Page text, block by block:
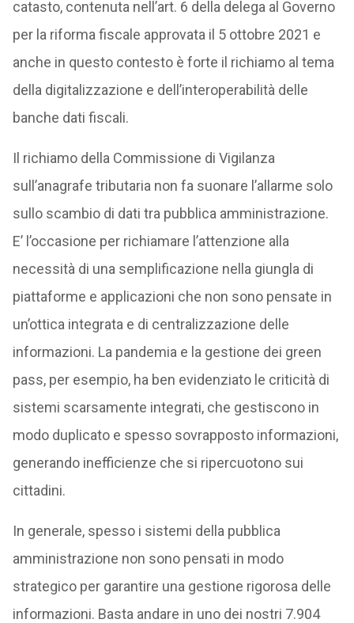
catasto, contenuta nell’art. 6 della delega al Governo
per la riforma fiscale approvata il 5 ottobre 2021 e
anche in questo contesto è forte il richiamo al tema
della digitalizzazione e dell’interoperabilità delle
banche dati fiscali.
Il richiamo della Commissione di Vigilanza
sull’anagrafe tributaria non fa suonare l’allarme solo
sullo scambio di dati tra pubblica amministrazione.
E’ l’occasione per richiamare l’attenzione alla
necessità di una semplificazione nella giungla di
piattaforme e applicazioni che non sono pensate in
un’ottica integrata e di centralizzazione delle
informazioni. La pandemia e la gestione dei green
pass, per esempio, ha ben evidenziato le criticità di
sistemi scarsamente integrati, che gestiscono in
modo duplicato e spesso sovrapposto informazioni,
generando inefficienze che si ripercuotono sui
cittadini.
In generale, spesso i sistemi della pubblica
amministrazione non sono pensati in modo
strategico per garantire una gestione rigorosa delle
informazioni. Basta andare in uno dei nostri 7.904